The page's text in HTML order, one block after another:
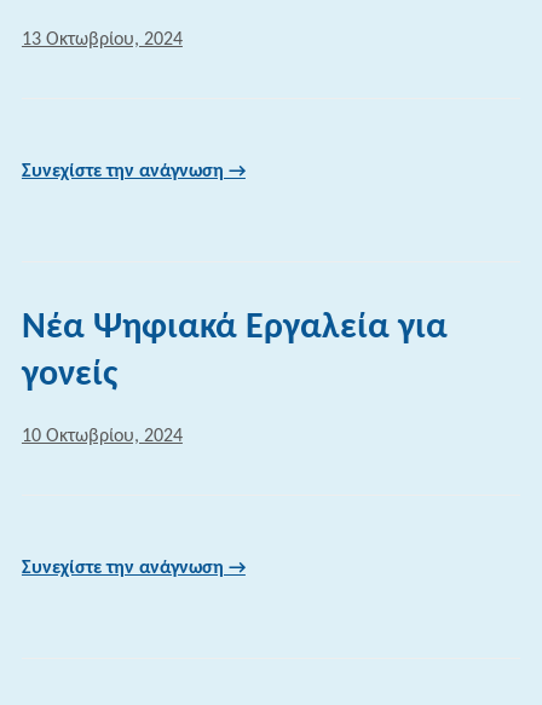
13 Οκτωβρίου, 2024
Συνεχίστε την ανάγνωση →
Νέα Ψηφιακά Εργαλεία για
γονείς
10 Οκτωβρίου, 2024
Συνεχίστε την ανάγνωση →